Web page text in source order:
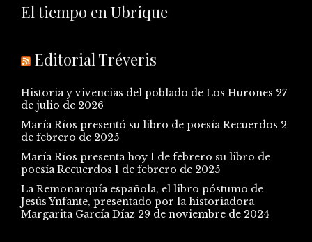
El tiempo en Ubrique
Editorial Tréveris
Historia y vivencias del poblado de Los Hurones 27
de julio de 2026
María Ríos presentó su libro de poesía Recuerdos 2
de febrero de 2025
María Ríos presenta hoy 1 de febrero su libro de
poesía Recuerdos 1 de febrero de 2025
La Remonarquía española, el libro póstumo de
Jesús Ynfante, presentado por la historiadora
Margarita García Díaz 29 de noviembre de 2024